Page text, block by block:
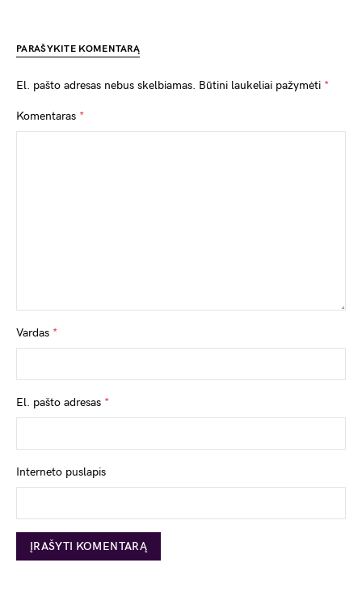
PARAŠYKITE KOMENTARĄ
El. pašto adresas nebus skelbiamas. Būtini laukeliai pažymėti *
Komentaras *
Vardas *
El. pašto adresas *
Interneto puslapis